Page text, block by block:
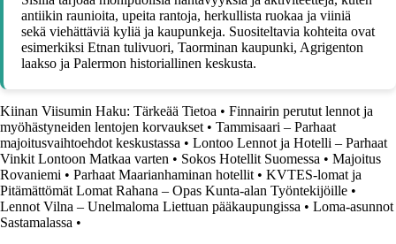
antiikin raunioita, upeita rantoja, herkullista ruokaa ja viiniä
sekä viehättäviä kyliä ja kaupunkeja. Suositeltavia kohteita ovat
esimerkiksi Etnan tulivuori, Taorminan kaupunki, Agrigenton
laakso ja Palermon historiallinen keskusta.
Kiinan Viisumin Haku: Tärkeää Tietoa • Finnairin perutut lennot ja
myöhästyneiden lentojen korvaukset • Tammisaari – Parhaat
majoitusvaihtoehdot keskustassa • Lontoo Lennot ja Hotelli – Parhaat
Vinkit Lontoon Matkaa varten • Sokos Hotellit Suomessa • Majoitus
Rovaniemi • Parhaat Maarianhaminan hotellit • KVTES-lomat ja
Pitämättömät Lomat Rahana – Opas Kunta-alan Työntekijöille •
Lennot Vilna – Unelmaloma Liettuan pääkaupungissa • Loma-asunnot
Sastamalassa •